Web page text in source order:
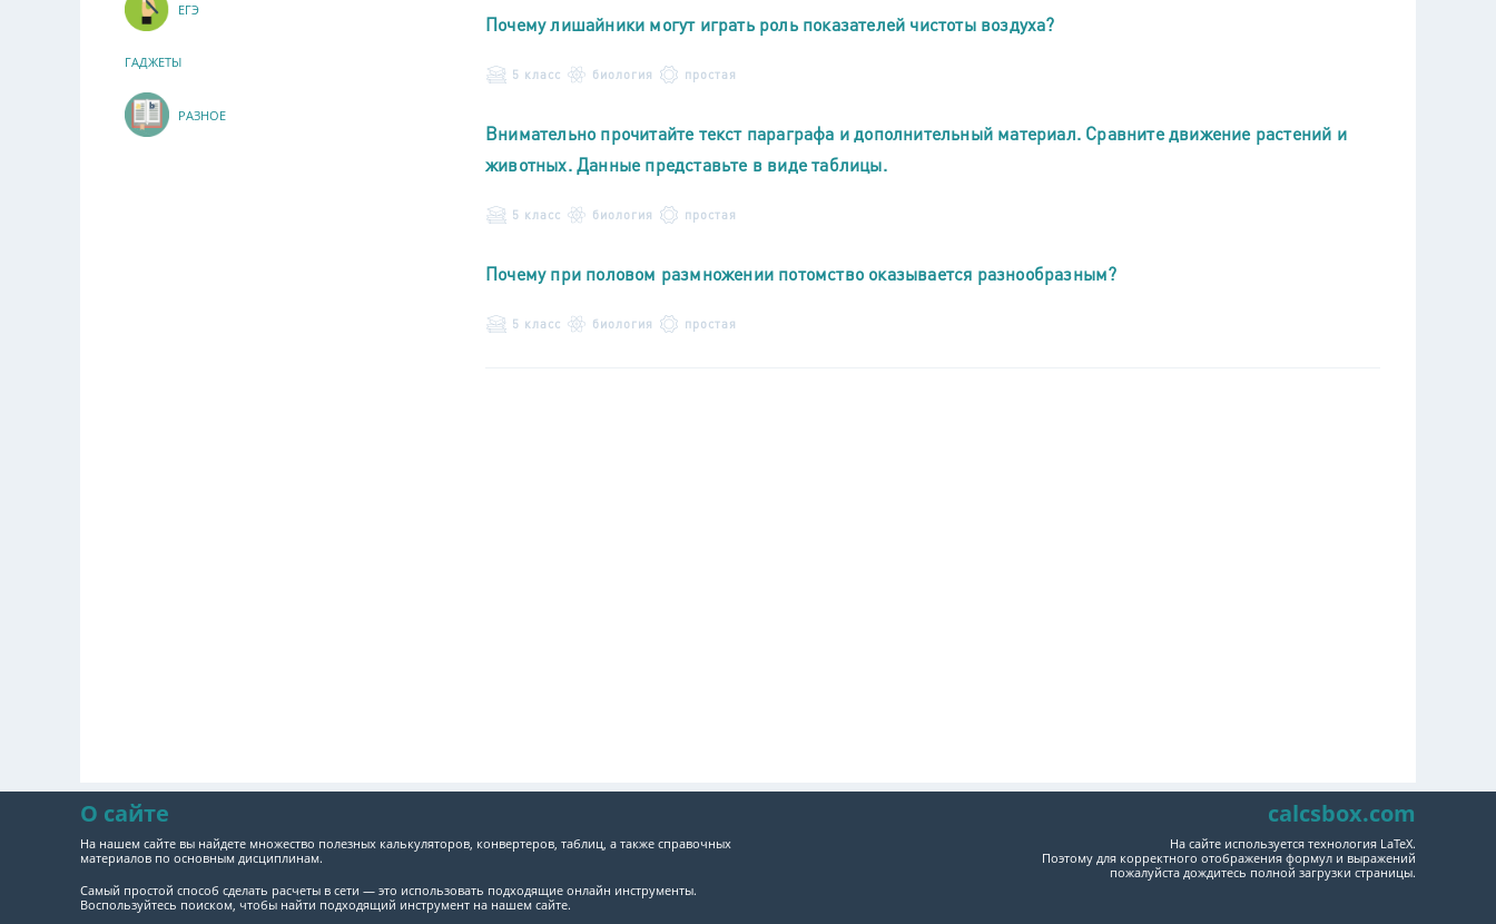
Почему лишайники могут играть роль показателей чистоты воздуха?
5 класс биология простая
Внимательно прочитайте текст параграфа и дополнительный материал. Сравните движение растений и
животных. Данные представьте в виде таблицы.
5 класс биология простая
Почему при половом размножении потомство оказывается разнообразным?
5 класс биология простая
ЕГЭ
ГАДЖЕТЫ
РАЗНОЕ
О сайте
На нашем сайте вы найдете множество полезных калькуляторов, конвертеров, таблиц, а также справочных
материалов по основным дисциплинам.
Самый простой способ сделать расчеты в сети — это использовать подходящие онлайн инструменты.
Воспользуйтесь поиском, чтобы найти подходящий инструмент на нашем сайте.
calcsbox.com
На сайте используется технология LaTeX.
Поэтому для корректного отображения формул и выражений
пожалуйста дождитесь полной загрузки страницы.